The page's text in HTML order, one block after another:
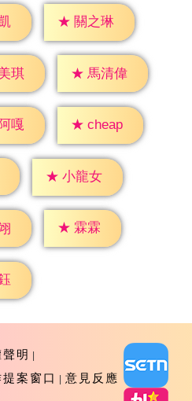
★ 關之琳
琪 ★ 馬清偉
嘎 ★ cheap
★ 小龍女
★ 霖霖
明
案窗口 意見反應